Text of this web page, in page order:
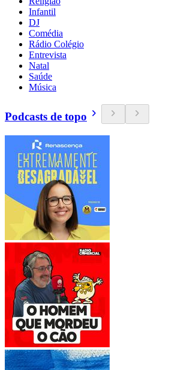
Infantil
DJ
Comédia
Rádio Colégio
Entrevista
Natal
Saúde
Música
Podcasts de topo